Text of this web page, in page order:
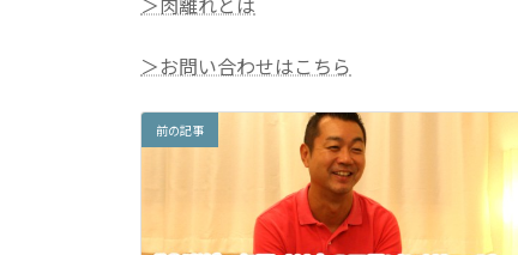
＞肉離れとは
＞お問い合わせはこちら
前の記事